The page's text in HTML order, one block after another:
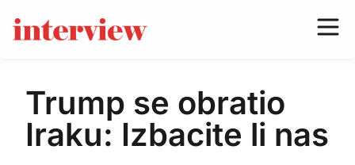
Trump se obratio
Iraku: Izbacite li nas